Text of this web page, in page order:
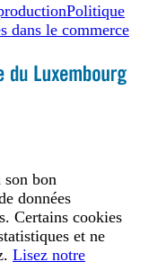
Politique
dans le commerce
son bon
données
Certains cookies
et ne
Lisez notre